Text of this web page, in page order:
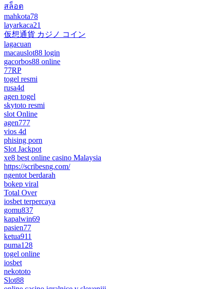
สล็อต
mahkota78
layarkaca21
仮想通貨 カジノ コイン
lagacuan
macauslot88 login
gacorbos88 online
77RP
togel resmi
rusa4d
agen togel
skytoto resmi
slot Online
agen777
vios 4d
phising porn
Slot Jackpot
xe8 best online casino Malaysia
https://scribesng.com/
ngentot berdarah
bokep viral
Total Over
iosbet terpercaya
gomu837
kapalwin69
pasien77
ketua911
puma128
togel online
iosbet
nekototo
Slot88